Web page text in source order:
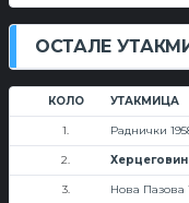
ОСТАЛЕ
КОЛО УТАКМИЦА
1. Раднички
2.
3. Нова Пазова